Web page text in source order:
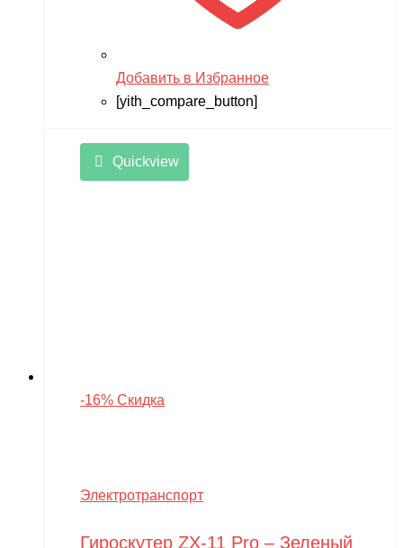
Добавить в Избранное
[yith_compare_button]
Quickview
-16% Скидка
Электротранспорт
Гироскутер ZX-11 Pro – Зеленый